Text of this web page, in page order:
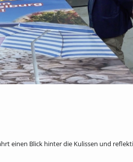
einen Blick hinter die Kulissen und